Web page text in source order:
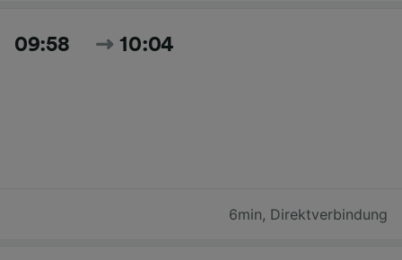
09:58 10:04
6min, Direktverbindung